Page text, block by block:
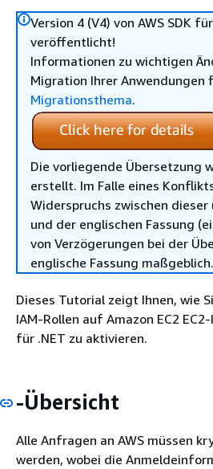
Version 4 (V4) von AWS SDK
veröffentlicht!
Informationen zu wichtigen
Migration Ihrer Anwendungen
Migrationsthema.
Die vorliegende Übersetzung
erstellt. Im Falle eines
Widerspruchs zwischen
und der englischen Fassung
von Verzögerungen bei der
englische Fassung maßgeblich.
Dieses Tutorial zeigt Ihnen, wie
IAM-Rollen auf Amazon EC2
für .NET zu aktivieren.
-Übersicht
Alle Anfragen an AWS müssen
werden, wobei die